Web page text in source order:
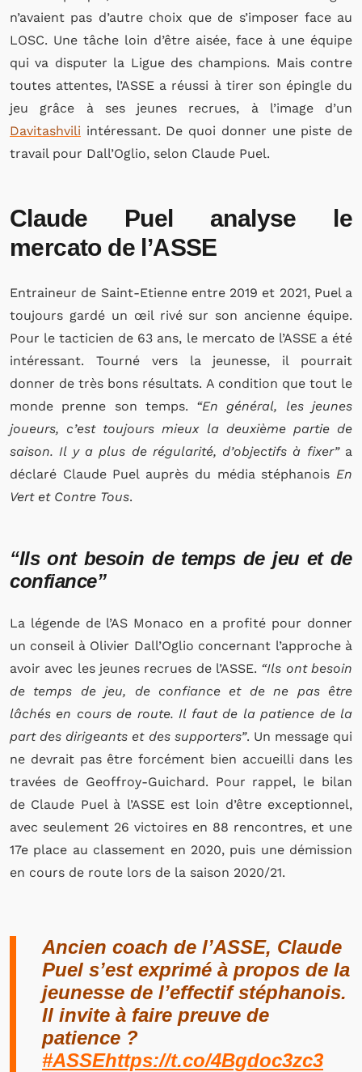
n’avaient pas d’autre choix que de s’imposer face au
LOSC. Une tâche loin d’être aisée, face à une équipe
qui va disputer la Ligue des champions. Mais contre
toutes attentes, l’ASSE a réussi à tirer son épingle du
jeu grâce à ses jeunes recrues, à l’image d’un
Davitashvili intéressant. De quoi donner une piste de
travail pour Dall’Oglio, selon Claude Puel.
Claude Puel analyse le
mercato de l’ASSE
Entraineur de Saint-Etienne entre 2019 et 2021, Puel a
toujours gardé un œil rivé sur son ancienne équipe.
Pour le tacticien de 63 ans, le mercato de l’ASSE a été
intéressant. Tourné vers la jeunesse, il pourrait
donner de très bons résultats. A condition que tout le
monde prenne son temps. “En général, les jeunes
joueurs, c’est toujours mieux la deuxième partie de
saison. Il y a plus de régularité, d’objectifs à fixer”a
déclaré Claude Puel auprès du média stéphanois En
Vert et Contre Tous.
“Ils ont besoin de temps de jeu et de
confiance”
La légende de l’AS Monaco en a profité pour donner
un conseil à Olivier Dall’Oglio concernant l’approche à
avoir avec les jeunes recrues de l’ASSE. “Ils ont besoin
de temps de jeu, de confiance et de ne pas être
lâchés en cours de route. Il faut de la patience de la
part des dirigeants et des supporters”. Un message qui
ne devrait pas être forcément bien accueilli dans les
travées de Geoffroy-Guichard. Pour rappel, le bilan
de Claude Puel à l’ASSE est loin d’être exceptionnel,
avec seulement 26 victoires en 88 rencontres, et une
17e place au classement en 2020, puis une démission
en cours de route lors de la saison 2020/21.
Ancien coach de l’ASSE, Claude
Puel s’est exprimé à propos de la
jeunesse de l’effectif stéphanois.
Il invite à faire preuve de
patience ?
#ASSEhttps://t.co/4Bgdoc3zc3